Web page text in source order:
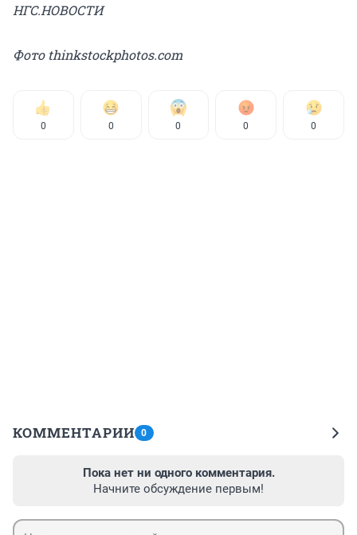
НГС.НОВОСТИ
Фото thinkstockphotos.com
0 0 0 0 0
КОММЕНТАРИИ 0
Пока нет ни одного комментария.
Начните обсуждение первым!